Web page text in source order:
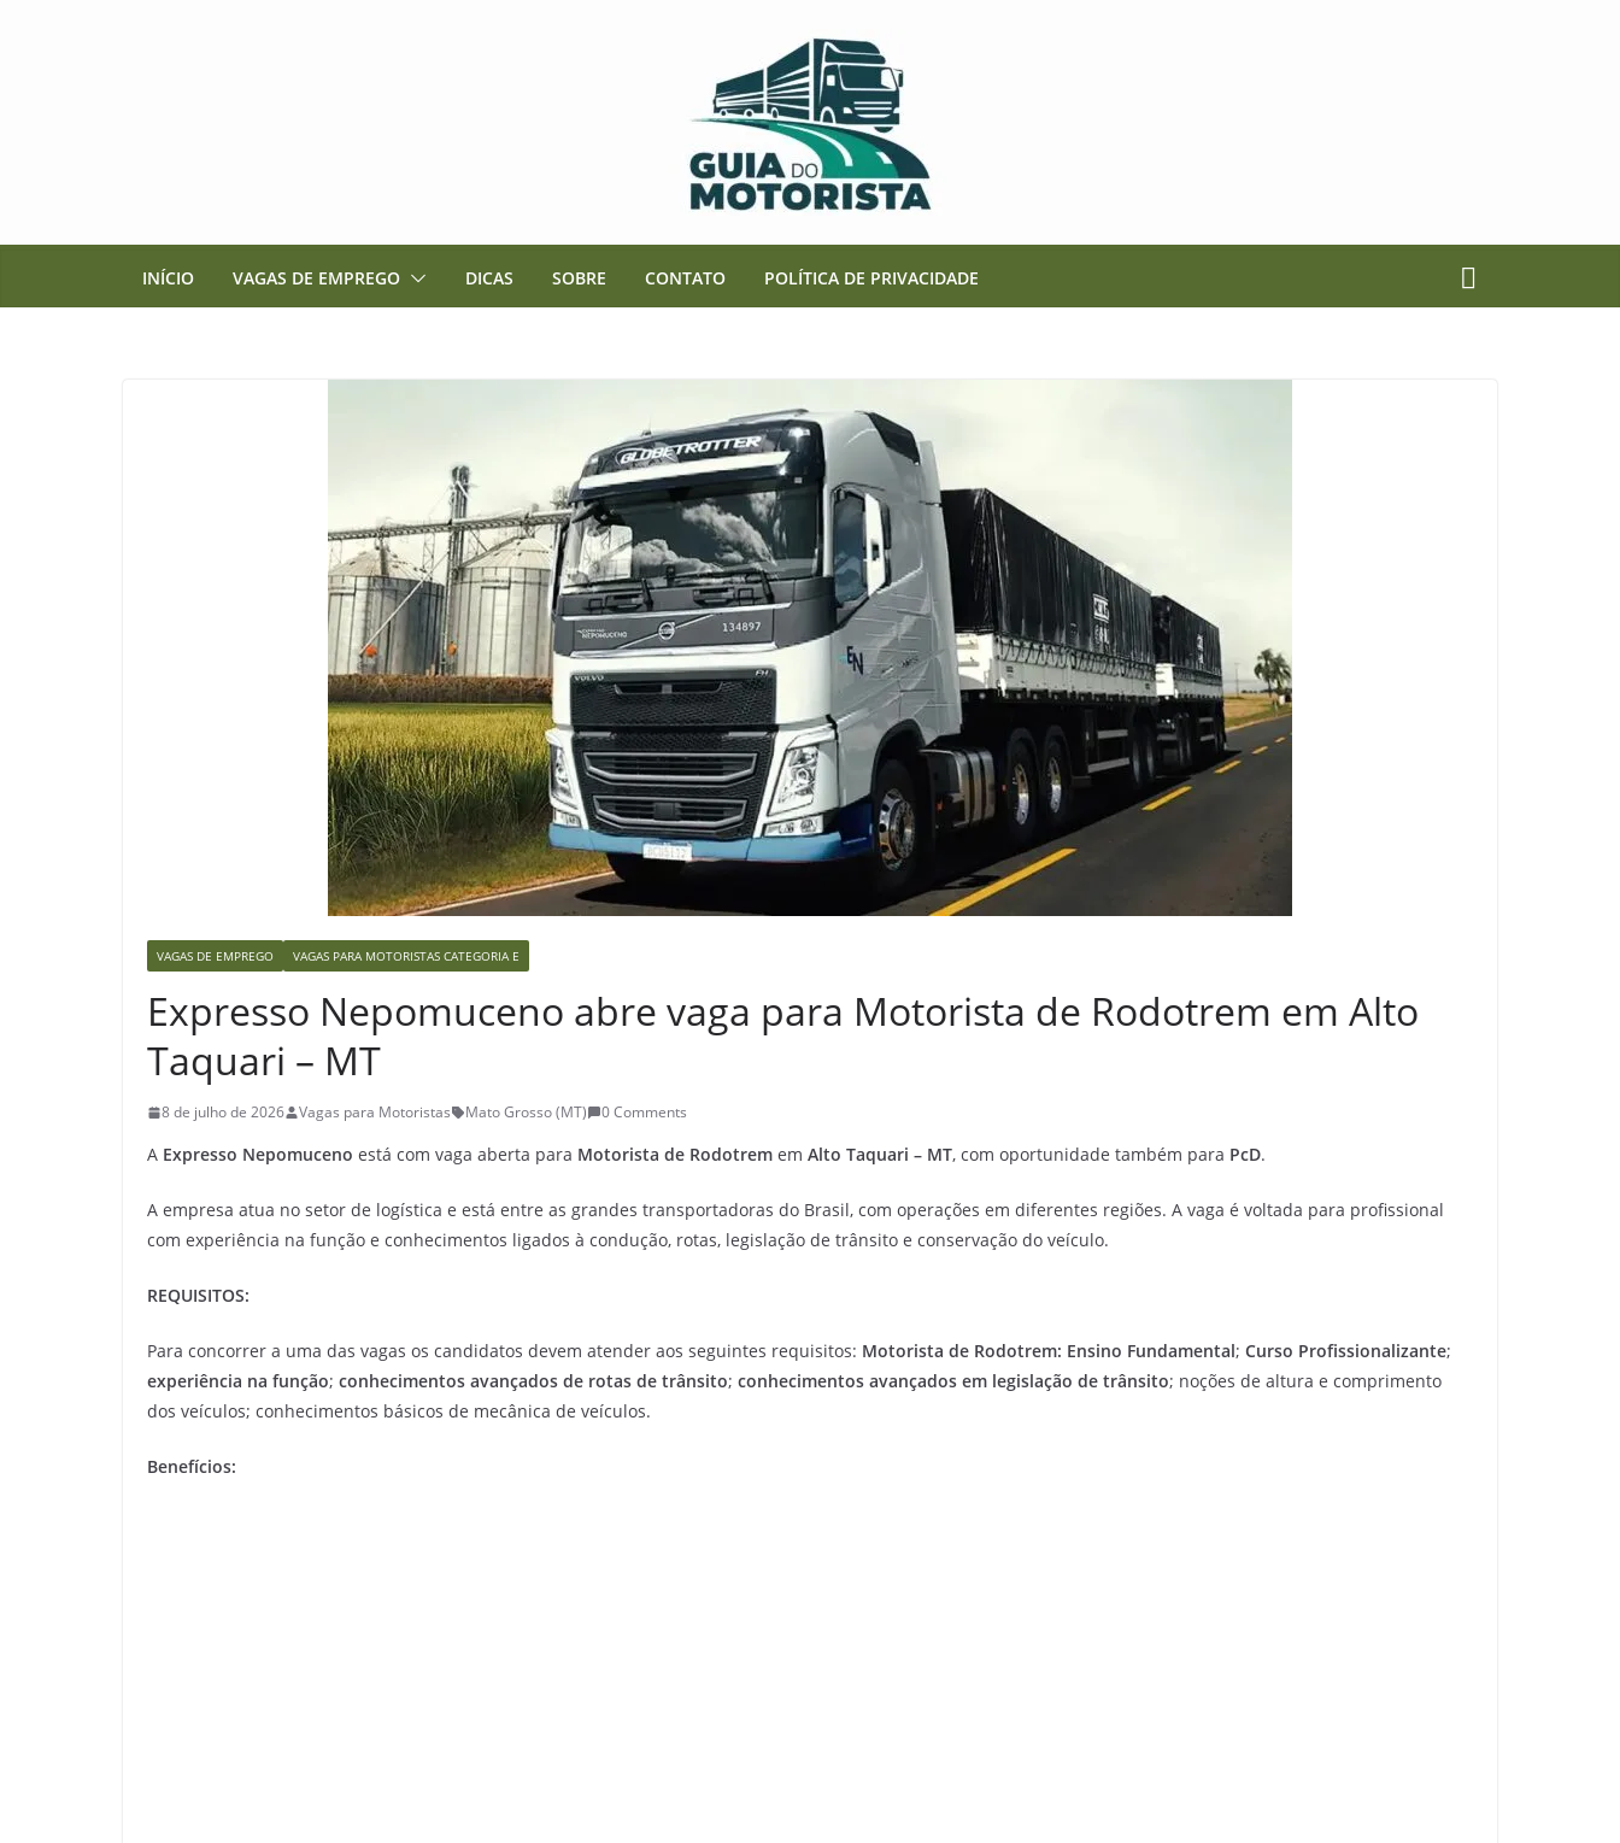
INÍCIO VAGAS DE EMPREGO DICAS SOBRE CONTATO POLÍTICA DE PRIVACIDADE
VAGAS DE EMPREGO VAGAS PARA MOTORISTAS CATEGORIA E
Expresso Nepomuceno abre vaga para Motorista de Rodotrem em Alto
Taquari – MT
8 de julho de 2026 Vagas para Motoristas Mato Grosso (MT) 0 Comments
A Expresso Nepomuceno está com vaga aberta para Motorista de Rodotrem em Alto Taquari – MT, com oportunidade também para PcD.
A empresa atua no setor de logística e está entre as grandes transportadoras do Brasil, com operações em diferentes regiões. A vaga é voltada para profissional
com experiência na função e conhecimentos ligados à condução, rotas, legislação de trânsito e conservação do veículo.
REQUISITOS:
Para concorrer a uma das vagas os candidatos devem atender aos seguintes requisitos: Motorista de Rodotrem: Ensino Fundamental; Curso Profissionalizante;
experiência na função; conhecimentos avançados de rotas de trânsito; conhecimentos avançados em legislação de trânsito; noções de altura e comprimento
dos veículos; conhecimentos básicos de mecânica de veículos.
Benefícios: